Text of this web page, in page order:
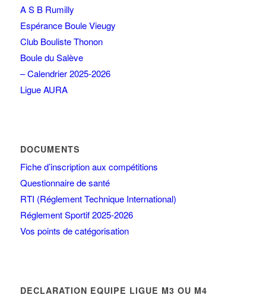
A S B Rumilly
Espérance Boule Vieugy
Club Bouliste Thonon
Boule du Salève
– Calendrier 2025-2026
Ligue AURA
DOCUMENTS
Fiche d’inscription aux compétitions
Questionnaire de santé
RTI (Réglement Technique International)
Réglement Sportif 2025-2026
Vos points de catégorisation
DECLARATION EQUIPE LIGUE M3 OU M4